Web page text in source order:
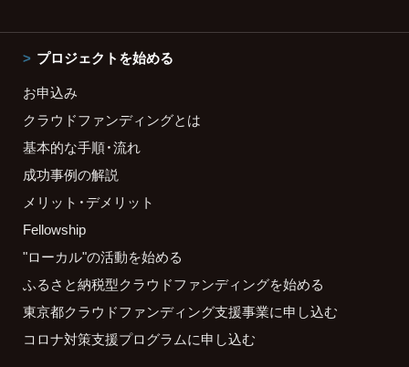
プロジェクトを始める
お申込み
クラウドファンディングとは
基本的な手順・流れ
成功事例の解説
メリット・デメリット
Fellowship
"ローカル"の活動を始める
ふるさと納税型クラウドファンディングを始める
東京都クラウドファンディング支援事業に申し込む
コロナ対策支援プログラムに申し込む